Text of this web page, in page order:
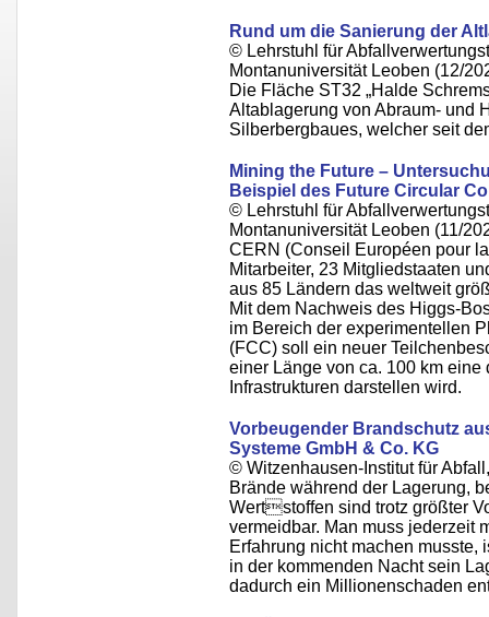
Rund um die Sanierung der
© Lehrstuhl für
Montanuniversität Leoben (12/
Die Fläche ST32 „Halde
Altablagerung von Abraum- und
Silberbergbaues, welcher seit
Mining the Future –
Beispiel des Future Circular
© Lehrstuhl für
Montanuniversität Leoben (11/
CERN (Conseil Européen pour
Mitarbeiter, 23 Mitgliedstaaten
aus 85 Ländern das weltweit
Mit dem Nachweis des Higgs-
im Bereich der experimentellen
(FCC) soll ein neuer
einer Länge von ca. 100 km
Infrastrukturen darstellen wird.
Vorbeugender Brandschutz
Systeme GmbH & Co. KG
© Witzenhausen-Institut für
Brände während der Lagerung,
Wertstoffen sind trotz größter
vermeidbar. Man muss jederzeit
Erfahrung nicht machen musste,
in der kommenden Nacht sein
dadurch ein Millionenschaden